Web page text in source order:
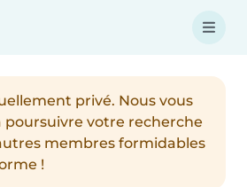
privé. Nous vous
poursuivre votre recherche
membres formidables
!